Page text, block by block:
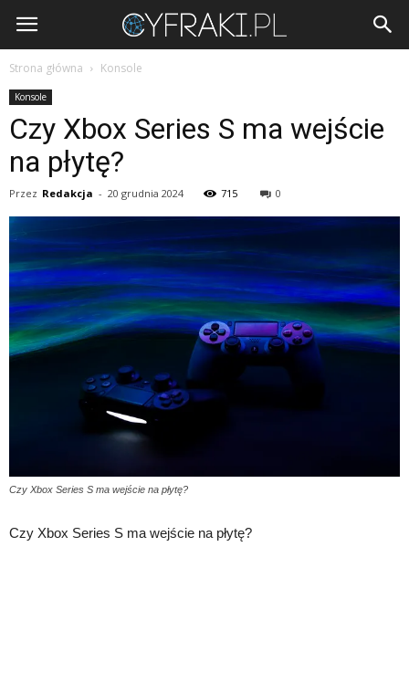
Cyfraki.pl
Strona główna Konsole
Konsole
Czy Xbox Series S ma wejście
na płytę?
Przez Redakcja - 20 grudnia 2024 715 0
Czy Xbox Series S ma wejście na płytę?
Czy Xbox Series S ma wejście na płytę?